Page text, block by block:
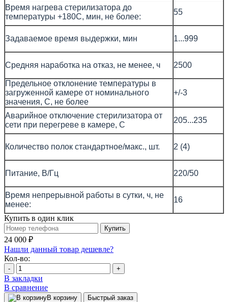
Время нагрева стерилизатора до
температуры +180С, мин, не более:
55
Задаваемое время выдержки, мин 1...999
Средняя наработка на отказ, не менее, ч 2500
Предельное отклонение температуры в
загруженной камере от номинального
значения, С, не более
+/-3
Аварийное отключение стерилизатора от
сети при перегреве в камере, С
205...235
Количество полок стандартное/макс., шт. 2 (4)
Питание, В/Гц 220/50
Время непрерывной работы в сутки, ч, не
менее:
16
Купить в один клик
Купить
24 000 ₽
Нашли данный товар дешевле?
Кол-во:
- +
В закладки
В сравнение
В корзину Быстрый заказ